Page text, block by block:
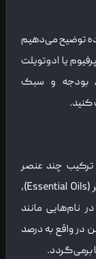
توضیح می‌دهیم
یا ادوتویلت
بودجه و سبک
کنید.
ترکیب چند عنصر
اصلی ساخته شده است: روغن معطر (Essential Oils)،
نام‌هایی مانند
در واقع به درصد
برمی‌گردد.